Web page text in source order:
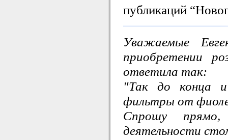
публикаций
Уважаемые
приобретении
ответила так:
"Так до конца
фильтры от
Спрошу прямо,
деятельности